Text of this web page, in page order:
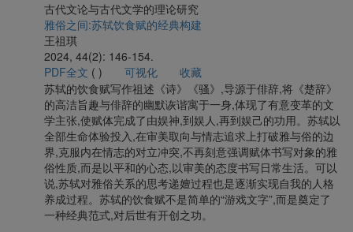
古代文论与古代文学的理论研究
雅俗之间:苏轼饮食赋的经典构建
王祖琪
2024, 44(2): 146-154.
PDF全文 ( ) 可视化
收藏
苏轼的饮食赋写作祖述《诗》《骚》,导源于俳辞,将《楚辞》
的高洁旨趣与俳辞的幽默诙谐寓于一身,体现了有意变革的文
学主张,使赋体完成了由娱神,到娱人,再到娱己的功用。苏轼以
全部生命体验投入,在审美取向与情志追求上打破雅与俗的边
界,克服内在情志的对立冲突,不再刻意强调赋体书写对象的雅
俗性质,而是以平和的心态,以审美的态度书写日常生活。可以
说,苏轼对雅俗关系的思考递嬗过程也是逐渐实现自我的人格
养成过程。苏轼的饮食赋不是简单的“游戏文字”,而是奠定了
一种经典范式,对后世有开创之功。